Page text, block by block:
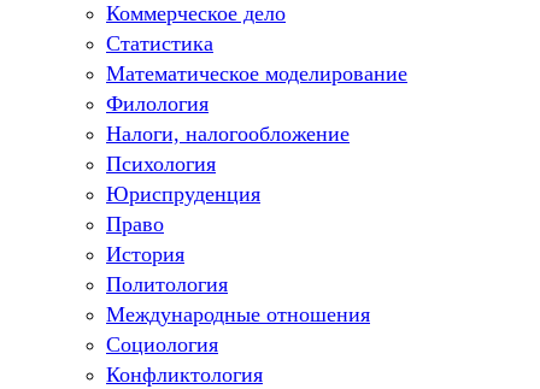
Коммерческое дело
Статистика
Математическое моделирование
Филология
Налоги, налогообложение
Психология
Юриспруденция
Право
История
Политология
Международные отношения
Социология
Конфликтология